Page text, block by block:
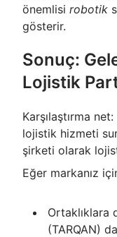
önemlisi robotik
gösterir.
Sonuç:
Lojistik
Karşılaştırma
lojistik hizmeti
şirketi olarak
Eğer markanız
Ortaklıklara
(TARQAN)